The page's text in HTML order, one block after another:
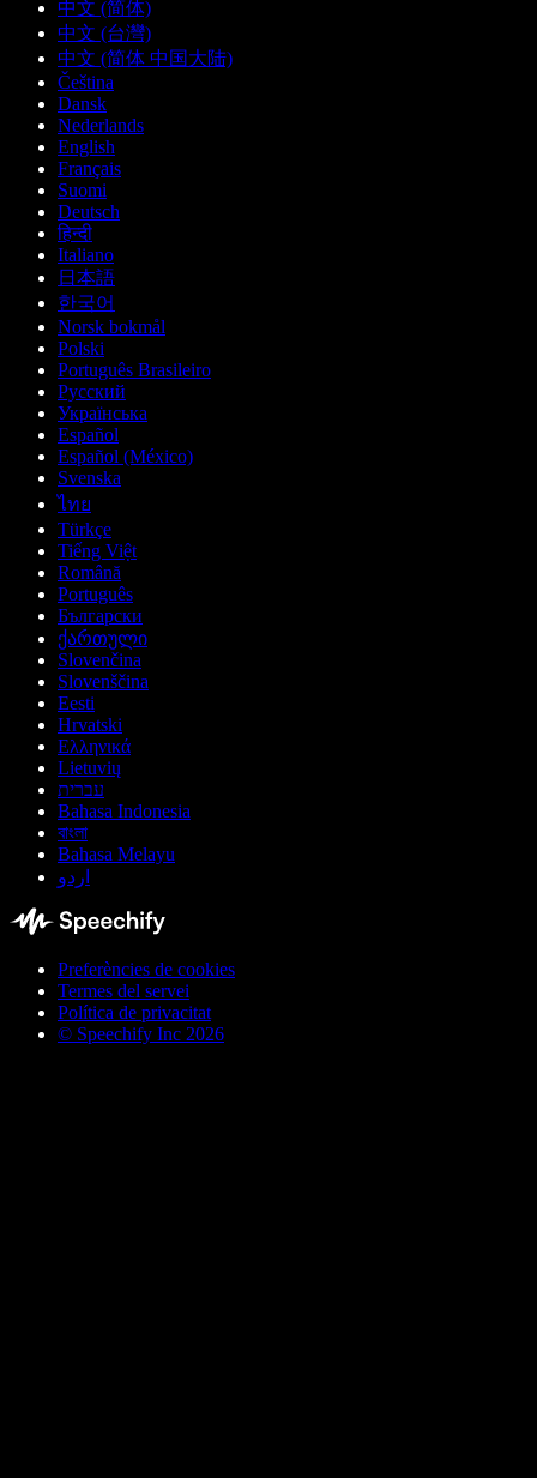
中文 (简体)
中文 (台灣)
中文 (简体 中国大陆)
Čeština
Dansk
Nederlands
English
Français
Suomi
Deutsch
हिन्दी
Italiano
日本語
한국어
Norsk bokmål
Polski
Português Brasileiro
Русский
Українська
Español
Español (México)
Svenska
ไทย
Türkçe
Tiếng Việt
Română
Português
Български
ქართული
Slovenčina
Slovenščina
Eesti
Hrvatski
Ελληνικά
Lietuvių
עברית
Bahasa Indonesia
বাংলা
Bahasa Melayu
اردو
Preferències de cookies
Termes del servei
Política de privacitat
© Speechify Inc 2026